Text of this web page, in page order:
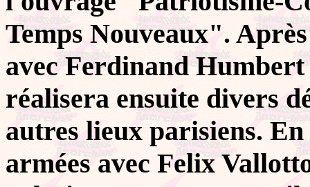
Temps Nouveaux".
avec Ferdinand
réalisera ensuite divers
autres lieux parisiens.
armées avec Felix